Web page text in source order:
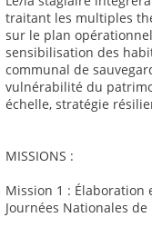
traitant les multiples
sur le plan
sensibilisation des
communal de
vulnérabilité du
échelle, stratégie
MISSIONS :
Mission 1 : Élaboration
Journées Nationales de